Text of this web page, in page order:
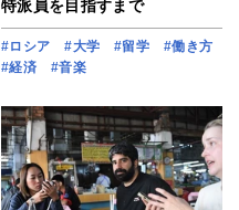
特派員を目指すまで
#ロシア #大学 #留学
#働き方
#経済
#音楽